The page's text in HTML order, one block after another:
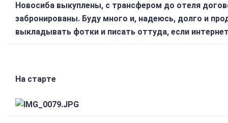
Новосиба выкуплены, с трансфером до отеля
забронированы. Буду много и, надеюсь, долго и
выкладывать фотки и писать оттуда, если
На старте